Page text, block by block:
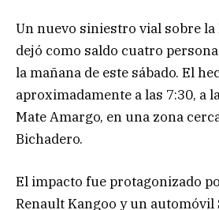
Un nuevo siniestro vial sobre la
dejó como saldo cuatro
la mañana de este sábado. El
aproximadamente a las 7:30, a
Mate Amargo, en una zona
Bichadero.
El impacto fue protagonizado
Renault Kangoo y un automóvil